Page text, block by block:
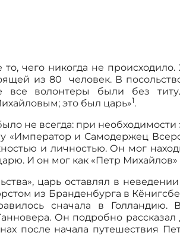
чего никогда не
из 80 человек. В
волонтеры были без
это был царь»1.
не всегда: при
«Император и Самодержец
и личностью. Он мог
И он мог как «Петр Михайлов»
царь оставлял в
из Бранденбурга в
сначала в
Он подробно
после начала путешествия